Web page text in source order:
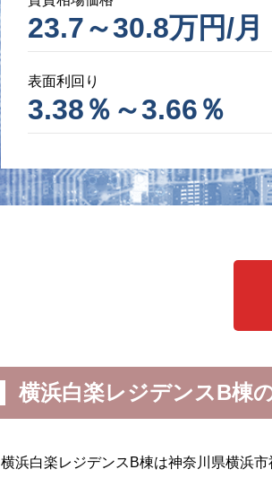
23.7～30.8万円/月
表面利回り
3.38％～3.66％
横浜白楽レジデンスB棟
横浜白楽レジデンスB棟は神奈川県横浜